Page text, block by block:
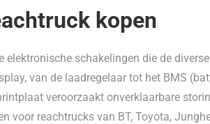
kopen
elektronische schakelingen die de
van de laadregelaar tot het BMS
veroorzaakt onverklaarbare
voor reachtrucks van BT, Toyota,